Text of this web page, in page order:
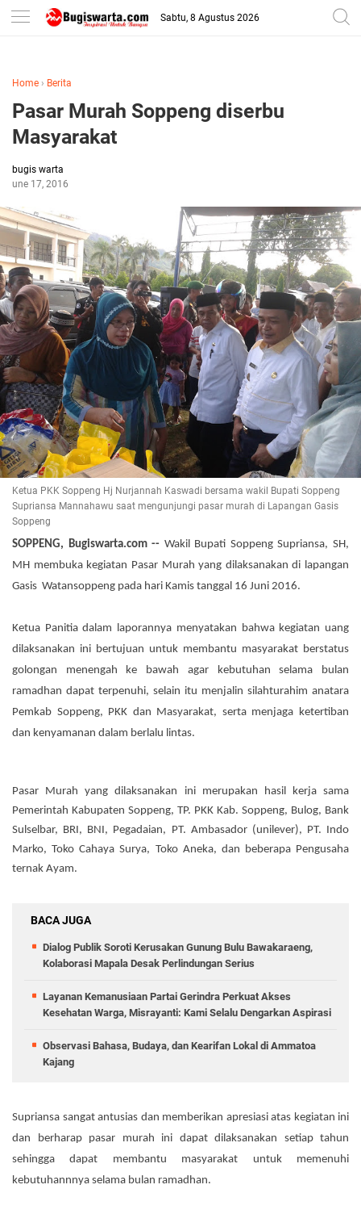
-->
Sabtu, 8 Agustus 2026
Home › Berita
Pasar Murah Soppeng diserbu
Masyarakat
bugis warta
June 17, 2016
Ketua PKK Soppeng Hj Nurjannah Kaswadi bersama wakil Bupati Soppeng
Supriansa Mannahawu saat mengunjungi pasar murah di Lapangan Gasis
Soppeng
SOPPENG, Bugiswarta.com -- Wakil Bupati Soppeng Supriansa, SH,
MH membuka kegiatan Pasar Murah yang dilaksanakan di lapangan
Gasis Watansoppeng pada hari Kamis tanggal 16 Juni 2016.
Ketua Panitia dalam laporannya menyatakan bahwa kegiatan uang
dilaksanakan ini bertujuan untuk membantu masyarakat berstatus
golongan menengah ke bawah agar kebutuhan selama bulan
ramadhan dapat terpenuhi, selain itu menjalin silahturahim anatara
Pemkab Soppeng, PKK dan Masyarakat, serta menjaga ketertiban
dan kenyamanan dalam berlalu lintas.
Pasar Murah yang dilaksanakan ini merupakan hasil kerja sama
Pemerintah Kabupaten Soppeng, TP. PKK Kab. Soppeng, Bulog, Bank
Sulselbar, BRI, BNI, Pegadaian, PT. Ambasador (unilever), PT. Indo
Marko, Toko Cahaya Surya, Toko Aneka, dan beberapa Pengusaha
ternak Ayam.
BACA JUGA
Dialog Publik Soroti Kerusakan Gunung Bulu Bawakaraeng,
Kolaborasi Mapala Desak Perlindungan Serius
Layanan Kemanusiaan Partai Gerindra Perkuat Akses
Kesehatan Warga, Misrayanti: Kami Selalu Dengarkan Aspirasi
Observasi Bahasa, Budaya, dan Kearifan Lokal di Ammatoa
Kajang
Supriansa sangat antusias dan memberikan apresiasi atas kegiatan ini
dan berharap pasar murah ini dapat dilaksanakan setiap tahun
sehingga dapat membantu masyarakat untuk memenuhi
kebutuhannnya selama bulan ramadhan.